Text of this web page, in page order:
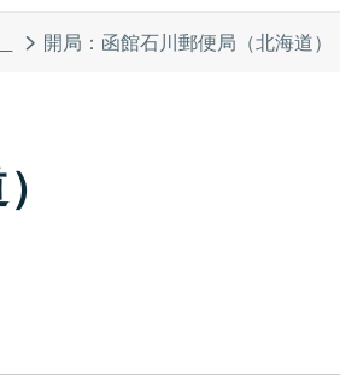
開局：函館石川郵便局（北海道）